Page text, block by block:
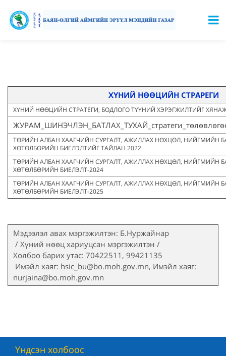
ХҮНИЙ НӨӨЦИЙН СТРАРЕГИ
ХҮНИЙ НӨӨЦИЙН СТРАТЕГИ, БОДЛОГО ТҮҮНИЙ ХЭРЭГЖИЛТИЙГ
ТӨРИЙН АЛБАН ХААГЧИЙН СУРГАЛТ, АЖИЛЛАХ НӨХЦӨЛ, НИЙГМИЙН
ХӨТӨЛБӨРИЙН БИЕЛЭЛТИЙГ ТАЙЛАН 2022
ТӨРИЙН АЛБАН ХААГЧИЙН СУРГАЛТ, АЖИЛЛАХ НӨХЦӨЛ, НИЙГМИЙН
ХӨТӨЛБӨРИЙН БИЕЛЭЛТ-2024
ТӨРИЙН АЛБАН ХААГЧИЙН СУРГАЛТ, АЖИЛЛАХ НӨХЦӨЛ, НИЙГМИЙН
ХӨТӨЛБӨРИЙН БИЕЛЭЛТ-2025
Мэдээлэл авах мэргэжилтэн: Б.Нуржайнар
/ Хүний нөөц хариуцсан мэргэжилтэн /
Холбоо барих утас: 70422511, 99421135
Имэйл хаяг: hsic_bu@bo.moh.gov.mn, Имэйл хаяг:
nurjaina@bo.moh.gov.mn
Үндсэн холбоос